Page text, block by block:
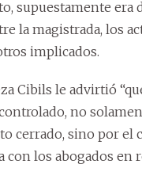
supuestamente era
la magistrada, los
implicados.
Cibils le advirtió
no
cerrado, sino por el
con los abogados en